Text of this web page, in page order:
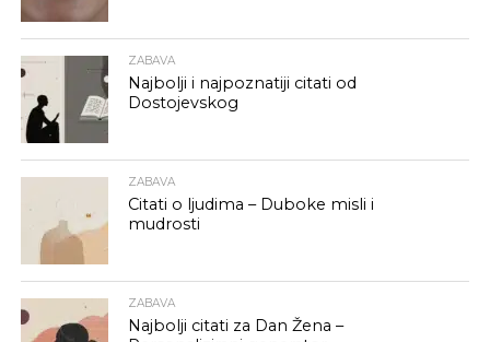
ZABAVA
Najbolji i najpoznatiji citati od
Dostojevskog
ZABAVA
Citati o ljudima – Duboke misli i
mudrosti
ZABAVA
Najbolji citati za Dan Žena –